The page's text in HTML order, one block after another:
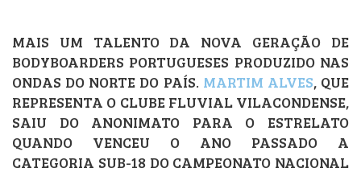
MAIS UM TALENTO DA NOVA GERAÇÃO DE
BODYBOARDERS PORTUGUESES PRODUZIDO NAS
ONDAS DO NORTE DO PAÍS. MARTIM ALVES, QUE
REPRESENTA O CLUBE FLUVIAL VILACONDENSE,
SAIU DO ANONIMATO PARA O ESTRELATO
QUANDO VENCEU O ANO PASSADO A
CATEGORIA SUB-18 DO CAMPEONATO NACIONAL